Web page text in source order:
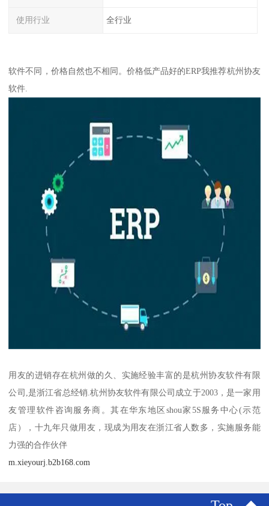
使用行业 全行业
软件不同，价格自然也不相同。价格低产品好的ERP我推荐杭州协友
软件.
用友的进销存在杭州做的久、实施经验丰富的是杭州协友软件有限
公司,是浙江省总经销.杭州协友软件有限公司成立于2003，是一家用
友管理软件咨询服务商。其在华东地区shou家5S服务中心(示范
店），十九年只做用友，现成为用友在浙江省人数多，实施服务能
力强的合作伙伴
m.xieyourj.b2b168.com